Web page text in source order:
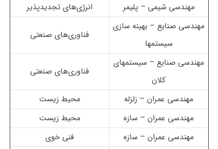
مهندسی شیمی – پلیمر
انرژی‌های تجدیدپذیر
مهندسی صنایع – بهینه سازی
سیستمها
فناوری‌های صنعتی
مهندسی صنایع – سیستمهای
کلان
فناوری‌های صنعتی
مهندسی عمران – زلزله
محیط زیست
مهندسی عمران – سازه
محیط زیست
مهندسی عمران – سازه
فنی خوی